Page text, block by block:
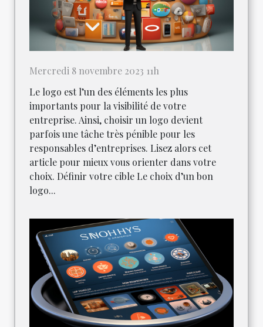
Mercredi 8 novembre 2023 11h
Le logo est l’un des éléments les plus
importants pour la visibilité de votre
entreprise. Ainsi, choisir un logo devient
parfois une tâche très pénible pour les
responsables d’entreprises. Lisez alors cet
article pour mieux vous orienter dans votre
choix. Définir votre cible Le choix d’un bon
logo...